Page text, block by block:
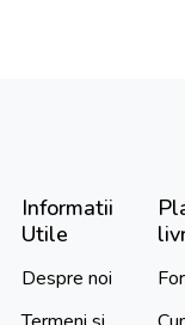
Informatii
Utile
Despre noi